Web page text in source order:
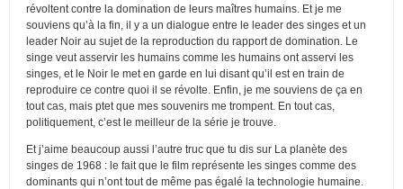
révoltent contre la domination de leurs maîtres humains. Et je me
souviens qu’à la fin, il y a un dialogue entre le leader des singes et un
leader Noir au sujet de la reproduction du rapport de domination. Le
singe veut asservir les humains comme les humains ont asservi les
singes, et le Noir le met en garde en lui disant qu’il est en train de
reproduire ce contre quoi il se révolte. Enfin, je me souviens de ça en
tout cas, mais ptet que mes souvenirs me trompent. En tout cas,
politiquement, c’est le meilleur de la série je trouve.
Et j’aime beaucoup aussi l’autre truc que tu dis sur La planète des
singes de 1968 : le fait que le film représente les singes comme des
dominants qui n’ont tout de même pas égalé la technologie humaine.